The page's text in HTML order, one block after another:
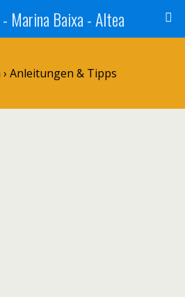
Marina Baixa - Altea
Anleitungen & Tipps